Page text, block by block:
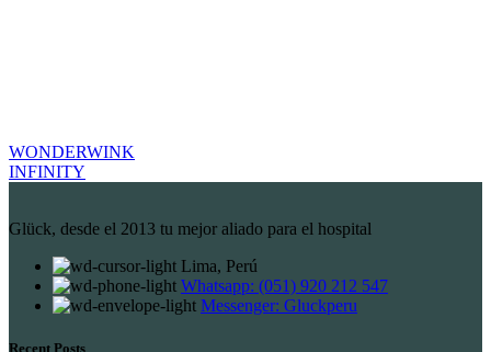
WONDERWINK
INFINITY
Glück, desde el 2013 tu mejor aliado para el hospital
Lima, Perú
Whatsapp: (051) 920 212 547
Messenger: Gluckperu
Recent Posts